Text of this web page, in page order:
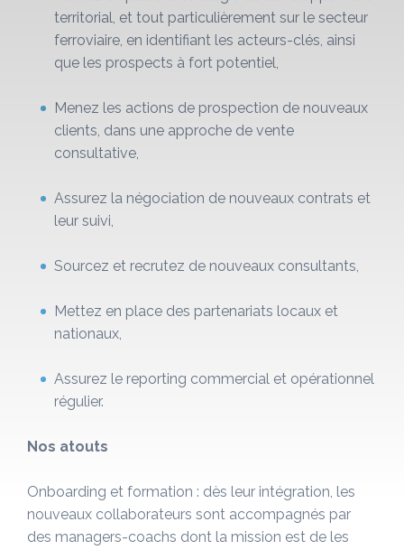
territorial, et tout particulièrement sur le secteur
ferroviaire, en identifiant les acteurs-clés, ainsi
que les prospects à fort potentiel,
Menez les actions de prospection de nouveaux
clients, dans une approche de vente
consultative,
Assurez la négociation de nouveaux contrats et
leur suivi,
Sourcez et recrutez de nouveaux consultants,
Mettez en place des partenariats locaux et
nationaux,
Assurez le reporting commercial et opérationnel
régulier.
Nos atouts
Onboarding et formation : dès leur intégration, les
nouveaux collaborateurs sont accompagnés par
des managers-coachs dont la mission est de les